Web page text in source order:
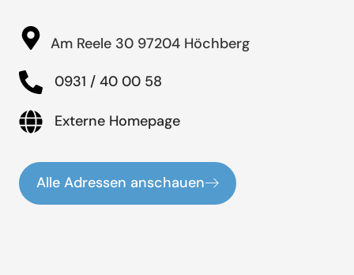
Am Reele 30 97204 Höchberg
0931 / 40 00 58
Externe Homepage
Alle Adressen anschauen